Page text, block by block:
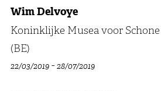
Wim Delvoye
Koninklijke Musea voor
(BE)
22/03/2019-28/07/2019